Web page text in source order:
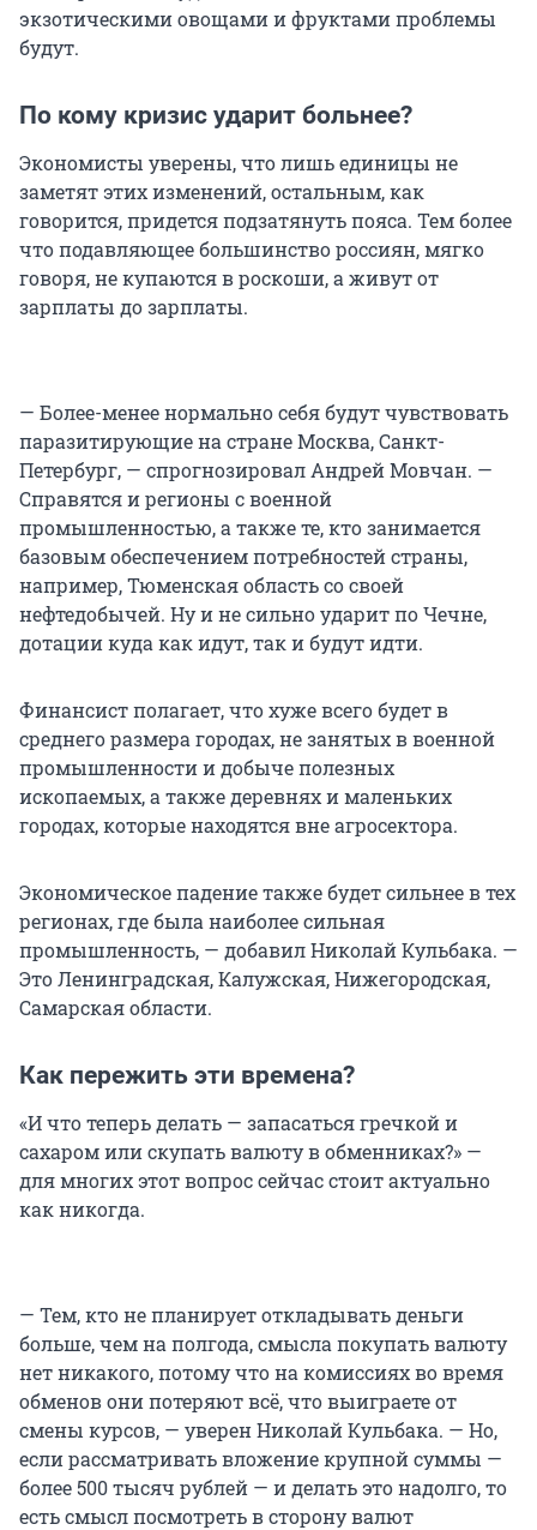
экзотическими овощами и фруктами проблемы
будут.
По кому кризис ударит больнее?
Экономисты уверены, что лишь единицы не
заметят этих изменений, остальным, как
говорится, придется подзатянуть пояса. Тем более
что подавляющее большинство россиян, мягко
говоря, не купаются в роскоши, а живут от
зарплаты до зарплаты.
— Более-менее нормально себя будут чувствовать
паразитирующие на стране Москва, Санкт-
Петербург, — спрогнозировал Андрей Мовчан. —
Справятся и регионы с военной
промышленностью, а также те, кто занимается
базовым обеспечением потребностей страны,
например, Тюменская область со своей
нефтедобычей. Ну и не сильно ударит по Чечне,
дотации куда как идут, так и будут идти.
Финансист полагает, что хуже всего будет в
среднего размера городах, не занятых в военной
промышленности и добыче полезных
ископаемых, а также деревнях и маленьких
городах, которые находятся вне агросектора.
Экономическое падение также будет сильнее в тех
регионах, где была наиболее сильная
промышленность, — добавил Николай Кульбака. —
Это Ленинградская, Калужская, Нижегородская,
Самарская области.
Как пережить эти времена?
«И что теперь делать — запасаться гречкой и
сахаром или скупать валюту в обменниках?» —
для многих этот вопрос сейчас стоит актуально
как никогда.
— Тем, кто не планирует откладывать деньги
больше, чем на полгода, смысла покупать валюту
нет никакого, потому что на комиссиях во время
обменов они потеряют всё, что выиграете от
смены курсов, — уверен Николай Кульбака. — Но,
если рассматривать вложение крупной суммы —
более 500 тысяч рублей — и делать это надолго, то
есть смысл посмотреть в сторону валют